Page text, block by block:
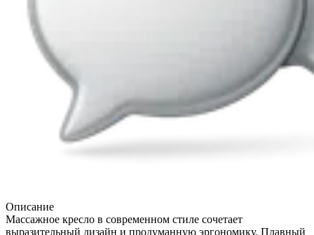
Описание
Массажное кресло в современном стиле сочетает
выразительный дизайн и продуманную эргономику. Плавный